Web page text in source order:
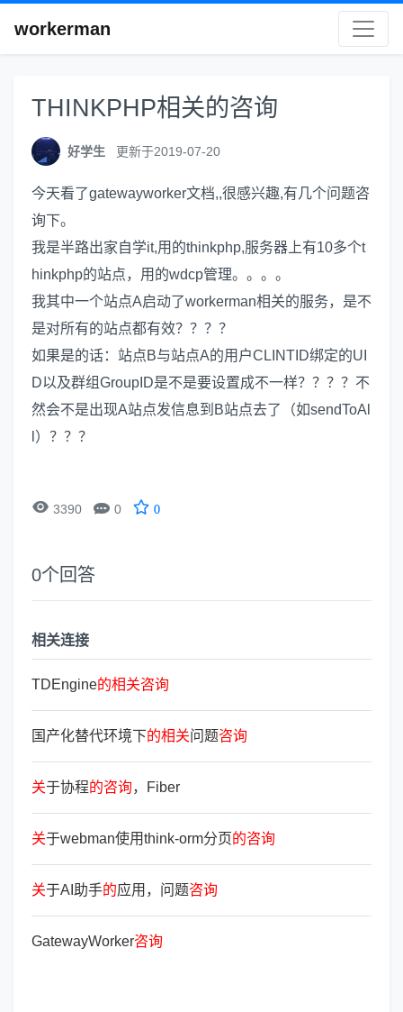
workerman
THINKPHP相关的咨询
好学生 更新于2019-07-20
今天看了gatewayworker文档,,很感兴趣,有几个问题咨
询下。
我是半路出家自学it,用的thinkphp,服务器上有10多个t
hinkphp的站点，用的wdcp管理。。。。
我其中一个站点A启动了workerman相关的服务，是不
是对所有的站点都有效？？？？
如果是的话：站点B与站点A的用户CLINTID绑定的UI
D以及群组GroupID是不是要设置成不一样？？？？不
然会不是出现A站点发信息到B站点去了（如sendToAl
l）？？？
 3390  0 0
0个回答
相关连接
TDEngine的相关咨询
国产化替代环境下的相关问题咨询
关于协程的咨询，Fiber
关于webman使用think-orm分页的咨询
关于AI助手的应用，问题咨询
GatewayWorker咨询